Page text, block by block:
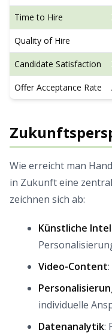
Time to Hire
Quality of Hire
Candidate Satisfaction
Offer Acceptance Rate
Wie erreicht man
in Zukunft eine
zeichnen sich ab:
Künstliche
Video-Content
individuelle
Datenanalytik: